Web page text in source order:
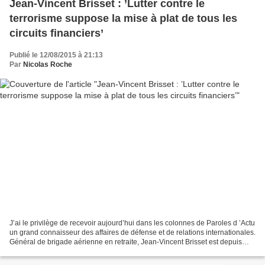
Jean-Vincent Brisset : ’Lutter contre le
terrorisme suppose la mise à plat de tous les
circuits financiers’
Publié le 12/08/2015 à 21:13
Par Nicolas Roche
J’ai le privilège de recevoir aujourd’hui dans les colonnes de Paroles d ’Actu
un grand connaisseur des affaires de défense et de relations internationales.
Général de brigade aérienne en retraite, Jean-Vincent Brisset est depuis